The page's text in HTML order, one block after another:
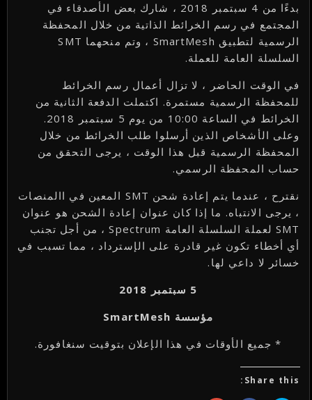
بدءًا من 4 سبتمبر 2018 ، شارك بعض الأصدقاء في
المجتمع في رسم الخرائط الذاتية من خلال المحفظة
الرسمية لتطبيق SmartMesh ، وتم منحهما SMT
السلسلة العامة للعملة.
في الوقت الحاضر ، لا تزال أعمال رسم الخرائط
للمحفظة الرسمية مستمرة. اكتملت الدفعة الثانية من
الخرائط في الساعة 10:00 من يوم 5 سبتمبر 2018.
وعلى الأشخاص الذين أرسلوا طلب الخرائط من خلال
المحفظة الرسمية قبل هذا الوقت ، يرجى التحقق من
حساب المحفظة الرسمي.
نقترح ، عندما يتم إعادة شحن SMT المعين في االمنصات
، يرجى الانتباه. ما إذا كان عنوان إعادة الشحن هو عنوان
SMT لعملة السلسلة العامة Spectrum ، من أجل تجنب
أي أخطاء تكون غير قادرة على الإسترداد ، مما تسبب في
خسائر لا داعي لها.
5 سبتمبر 2018
مؤسسة SmartMesh
* جميع الأوقات في هذا الإعلان بتوقيت سنغافورة.
Share this: